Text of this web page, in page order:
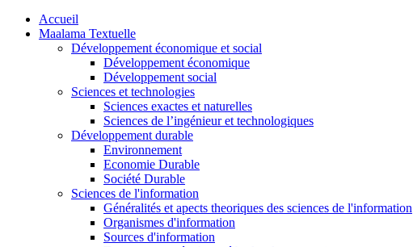
Accueil
Maalama Textuelle
Développement économique et social
Développement économique
Développement social
Sciences et technologies
Sciences exactes et naturelles
Sciences de l’ingénieur et technologiques
Développement durable
Environnement
Economie Durable
Société Durable
Sciences de l'information
Généralités et apects theoriques des sciences de l'information
Organismes d'information
Sources d'information